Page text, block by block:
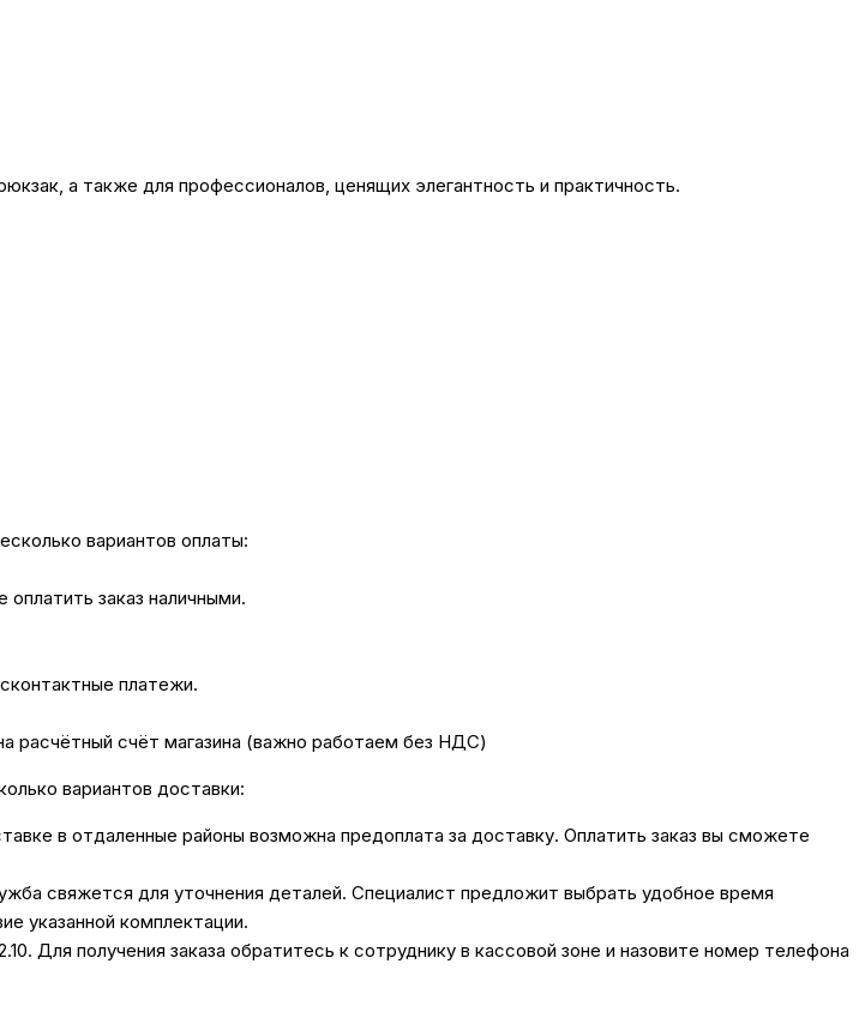
а также для профессионалов, ценящих элегантность и практичность.
вариантов оплаты:
заказ наличными.
платежи.
расчётный счёт магазина (важно работаем без НДС)
вариантов доставки:
в отдаленные районы возможна предоплата за доставку. Оплатить заказ вы сможете
свяжется для уточнения деталей. Специалист предложит выбрать удобное время
указанной комплектации.
Для получения заказа обратитесь к сотруднику в кассовой зоне и назовите номер телефона